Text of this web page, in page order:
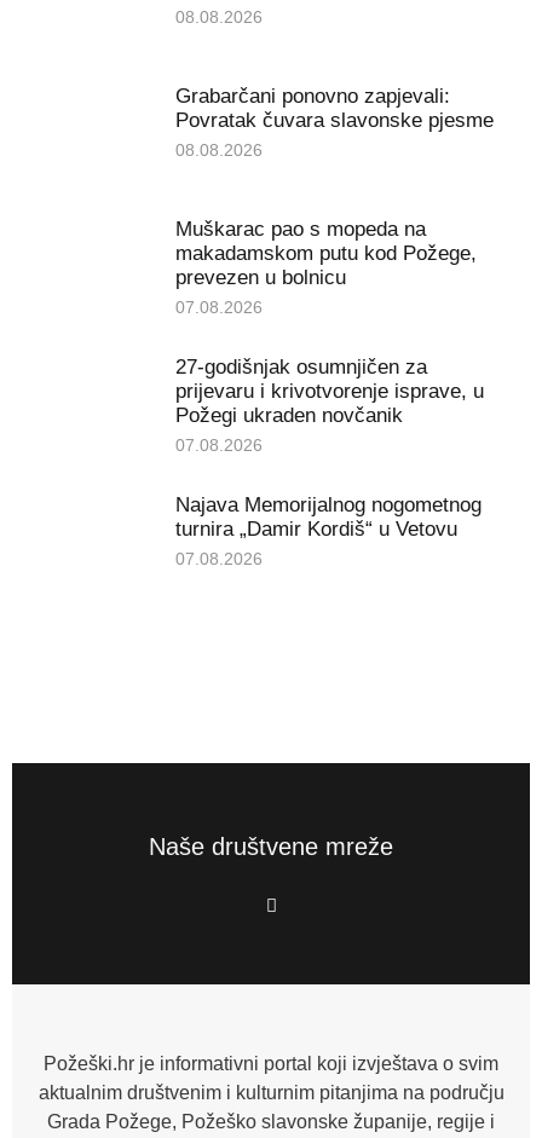
08.08.2026
Grabarčani ponovno zapjevali:
Povratak čuvara slavonske pjesme
08.08.2026
Muškarac pao s mopeda na
makadamskom putu kod Požege,
prevezen u bolnicu
07.08.2026
27-godišnjak osumnjičen za
prijevaru i krivotvorenje isprave, u
Požegi ukraden novčanik
07.08.2026
Najava Memorijalnog nogometnog
turnira „Damir Kordiš“ u Vetovu
07.08.2026
Naše društvene mreže
F
a
o
f
Požeški.hr je informativni portal koji izvještava o svim
aktualnim društvenim i kulturnim pitanjima na području
Grada Požege, Požeško slavonske županije, regije i